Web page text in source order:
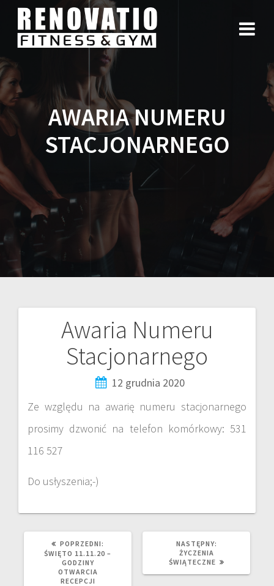
AWARIA NUMERU
STACJONARNEGO
Awaria Numeru
Stacjonarnego
12 grudnia 2020
Ze względu na awarię numeru stacjonarnego
prosimy dzwonić na telefon komórkowy: 531
116 527
Do usłyszenia;-)
POPRZEDNI:
ŚWIĘTO 11.11.20 –
GODZINY
OTWARCIA
RECEPCJI
NASTĘPNY:
ŻYCZENIA
ŚWIĄTECZNE